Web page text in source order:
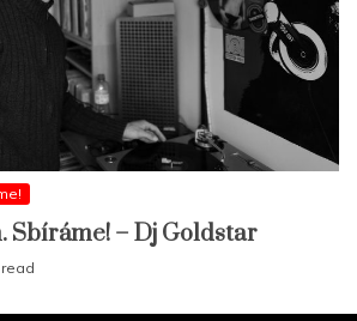
Sbíráme! – Dj Goldstar